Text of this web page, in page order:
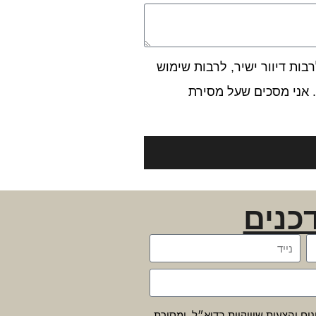
דיוור ישיר, לרבות שימוש
אני מסכים שעל מסירת